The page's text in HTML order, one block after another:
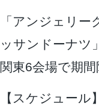
「アンジェリ
ッサンドーナツ
関東6会場で期
【スケジュール】